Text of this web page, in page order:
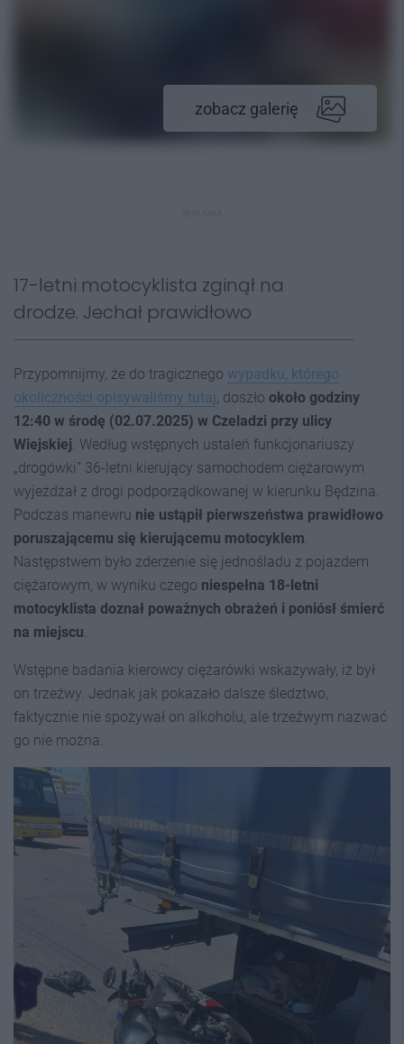
zobacz galerię
17-letni motocyklista zginął na
drodze. Jechał prawidłowo
Przypomnijmy, że do tragicznego wypadku, którego
okoliczności opisywaliśmy tutaj, doszło około godziny
12:40 w środę (02.07.2025) w Czeladzi przy ulicy
Wiejskiej. Według wstępnych ustaleń funkcjonariuszy
„drogówki” 36-letni kierujący samochodem ciężarowym
wyjeżdżał z drogi podporządkowanej w kierunku Będzina.
Podczas manewru nie ustąpił pierwszeństwa prawidłowo
poruszającemu się kierującemu motocyklem.
Następstwem było zderzenie się jednośladu z pojazdem
ciężarowym, w wyniku czego niespełna 18-letni
motocyklista doznał poważnych obrażeń i poniósł śmierć
na miejscu.
Wstępne badania kierowcy ciężarówki wskazywały, iż był
on trzeźwy. Jednak jak pokazało dalsze śledztwo,
faktycznie nie spożywał on alkoholu, ale trzeźwym nazwać
go nie można.